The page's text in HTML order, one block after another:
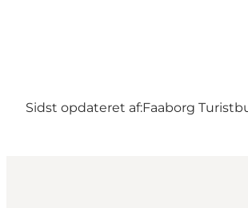
Sidst opdateret af:Faaborg